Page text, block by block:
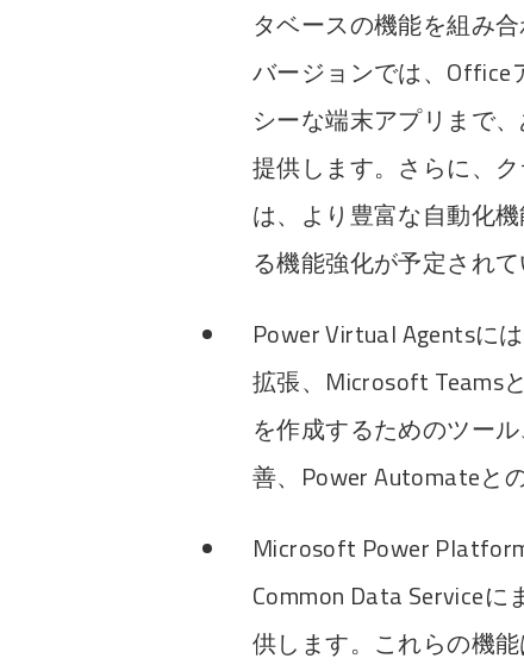
タベースの機能を組み
バージョンでは、Office
シーな端末アプリまで
提供します。さらに、
は、より豊富な自動化
る機能強化が予定されて
Power Virtual Agentsに
拡張、Microsoft Teams
を作成するためのツー
善、Power Automateと
Microsoft Power
Common Data Service
供します。これらの機